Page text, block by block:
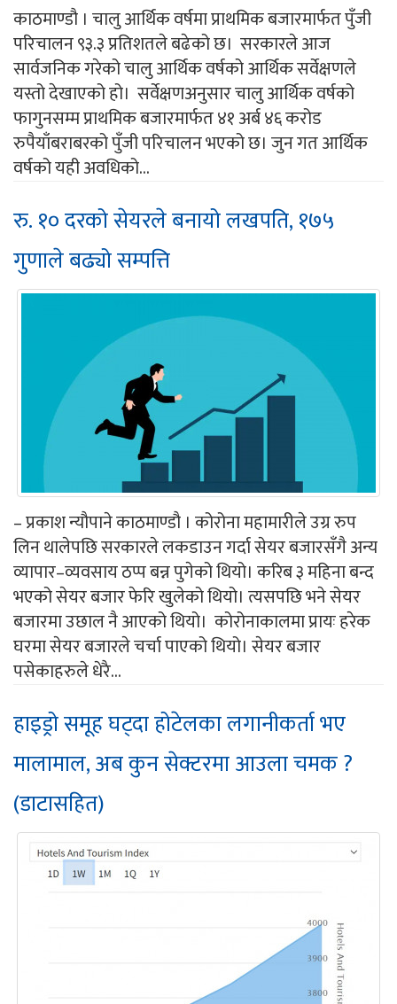
काठमाण्डौ । चालु आर्थिक वर्षमा प्राथमिक बजारमार्फत पुँजी
परिचालन ९३.३ प्रतिशतले बढेको छ। सरकारले आज
सार्वजनिक गरेको चालु आर्थिक वर्षको आर्थिक सर्वेक्षणले
यस्तो देखाएको हो। सर्वेक्षणअनुसार चालु आर्थिक वर्षको
फागुनसम्म प्राथमिक बजारमार्फत ४१ अर्ब ४६ करोड
रुपैयाँबराबरको पुँजी परिचालन भएको छ। जुन गत आर्थिक
वर्षको यही अवधिको...
रु. १० दरको सेयरले बनायो लखपति, १७५
गुणाले बढ्यो सम्पत्ति
– प्रकाश न्यौपाने काठमाण्डौ । कोरोना महामारीले उग्र रुप
लिन थालेपछि सरकारले लकडाउन गर्दा सेयर बजारसँगै अन्य
व्यापार–व्यवसाय ठप्प बन्न पुगेको थियो। करिब ३ महिना बन्द
भएको सेयर बजार फेरि खुलेको थियो। त्यसपछि भने सेयर
बजारमा उछाल नै आएको थियो। कोरोनाकालमा प्रायः हरेक
घरमा सेयर बजारले चर्चा पाएको थियो। सेयर बजार
पसेकाहरुले धेरै...
हाइड्रो समूह घट्दा होटेलका लगानीकर्ता भए
मालामाल, अब कुन सेक्टरमा आउला चमक ?
(डाटासहित)